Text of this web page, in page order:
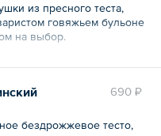
из пресного теста,
говяжьем бульоне
на выбор.
г
690 ₽
бездрожжевое тесто,